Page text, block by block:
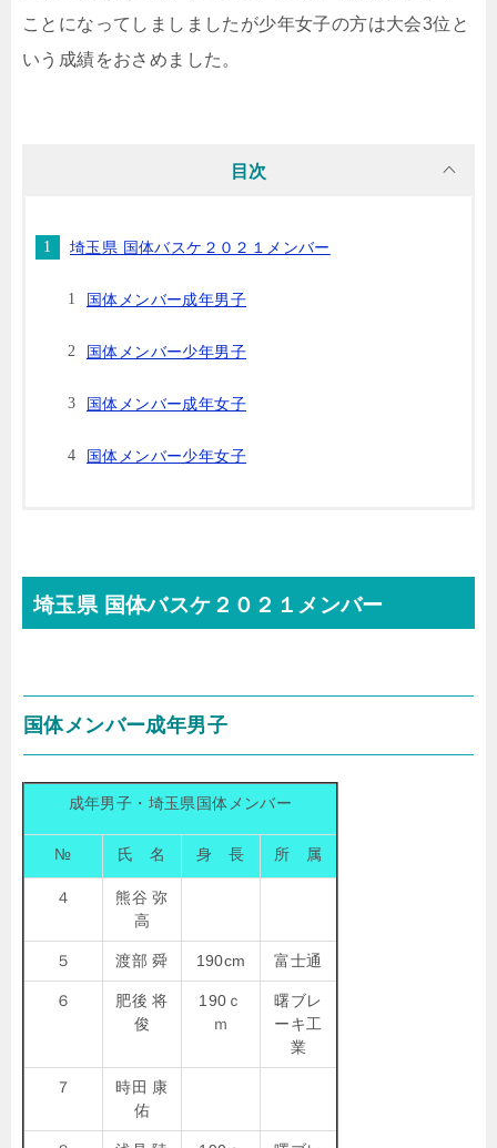
ことになってしましましたが少年女子の方は大会3位と
いう成績をおさめました。
目次
埼玉県 国体バスケ２０２１メンバー
国体メンバー成年男子
国体メンバー少年男子
国体メンバー成年女子
国体メンバー少年女子
埼玉県 国体バスケ２０２１メンバー
国体メンバー成年男子
成年男子・埼玉県国体メンバー
№ 氏 名 身 長 所 属
４
熊谷 弥
高
５ 渡部 舜 190cm 富士通
６
肥後 将
俊
190ｃ
ｍ
曙ブレ
ーキ工
業
７
時田 康
佑